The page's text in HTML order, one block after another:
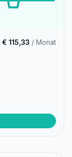
€ 115,33 / Monat